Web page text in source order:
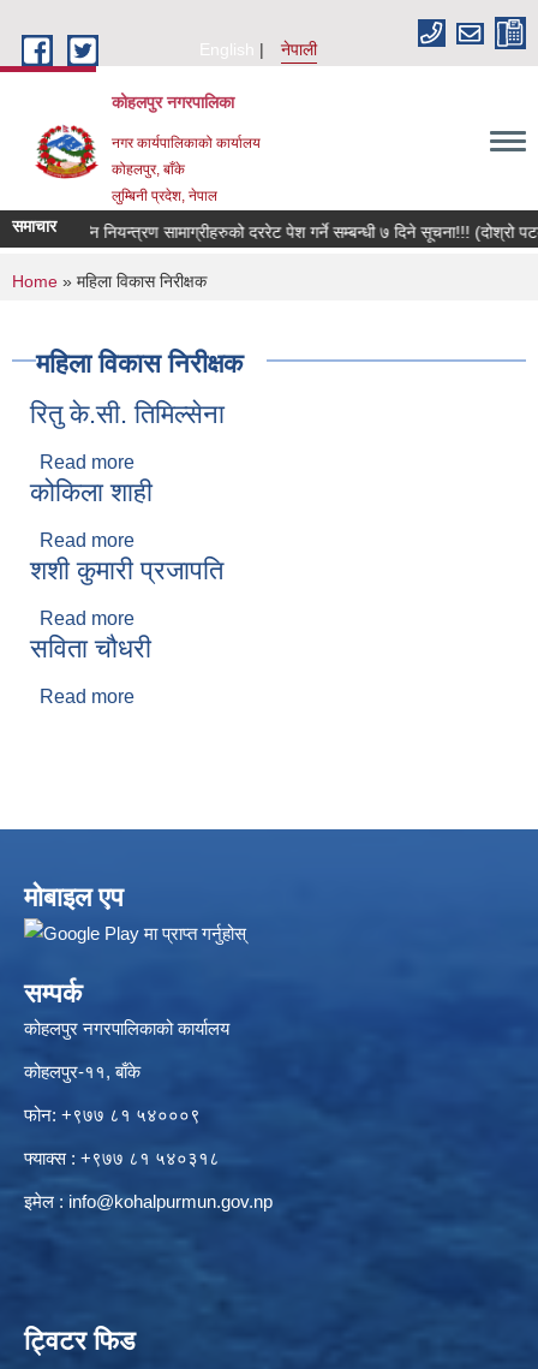
English
नेपाली
कोहलपुर नगरपालिका
नगर कार्यपालिकाको कार्यालय
कोहलपुर, बाँके
लुम्बिनी प्रदेश, नेपाल
समाचार
You are here
Home » महिला विकास निरीक्षक
महिला विकास निरीक्षक
रितु के.सी. तिमिल्सेना
Read more
कोकिला शाही
Read more
शशी कुमारी प्रजापति
Read more
सविता चौधरी
Read more
मोबाइल एप
सम्पर्क
कोहलपुर नगरपालिकाको कार्यालय
कोहलपुर-११, बाँके
फोन: +९७७ ८१ ५४०००९
फ्याक्स : +९७७ ८१ ५४०३१८
इमेल : info@kohalpurmun.gov.np
ट्विटर फिड